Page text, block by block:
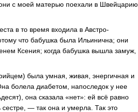
они с моей матерью поехали в Швейцарию
в то время входила в Австро-
что бабушка была Ильинична; они
Ксения; когда бабушка вышла замуж,
была умная, живая, энергичная и
болела диабетом, напоследок у нее
она сказала «нет»: ей всё равно
сестре, — так она и умерла. Так это